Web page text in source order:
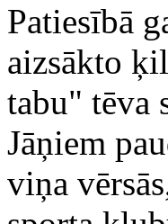
Patiesībā
aizsākto
tabu" tēva
Jāņiem
viņa